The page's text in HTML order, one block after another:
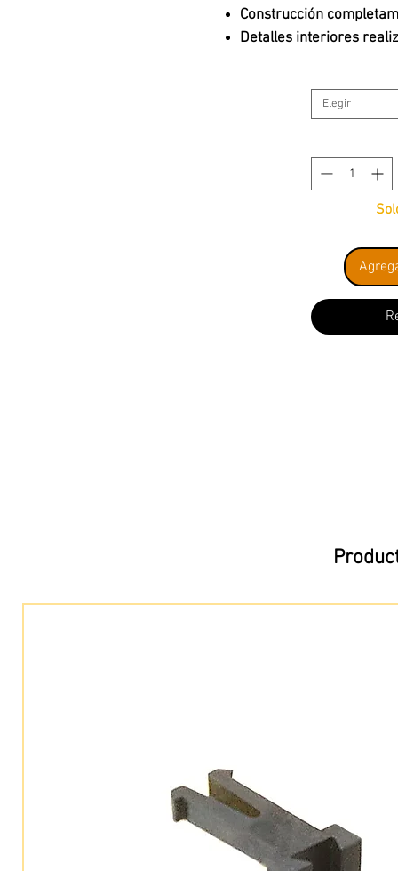
Construcción
Detalles interiores
Iluminación de los
Se incluye un
Muchos detalles
Barras de sujeción
Incluye decodificador
Elegir